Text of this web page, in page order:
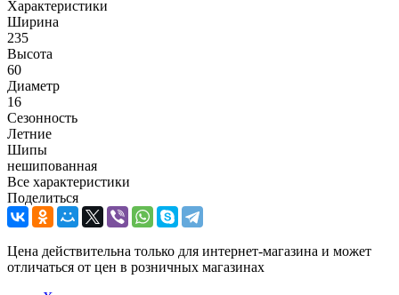
Характеристики
Ширина
235
Высота
60
Диаметр
16
Сезонность
Летние
Шипы
нешипованная
Все характеристики
Поделиться
Цена действительна только для интернет-магазина и может
отличаться от цен в розничных магазинах